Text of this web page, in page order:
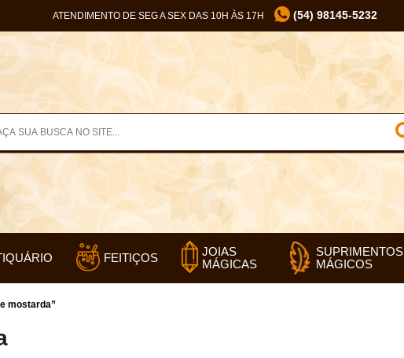
ATENDIMENTO DE SEG A SEX DAS 10H ÀS 17H (54) 98145-5232
FEITIÇOS
JOIAS
MÁGICAS
SUPRIMENTOS
MÁGICOS
mostarda”